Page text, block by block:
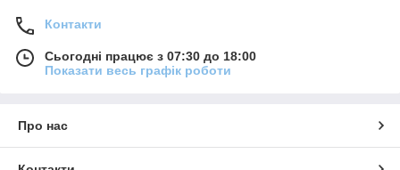
Контакти
Сьогодні працює з 07:30 до 18:00
Показати весь графік роботи
Про нас